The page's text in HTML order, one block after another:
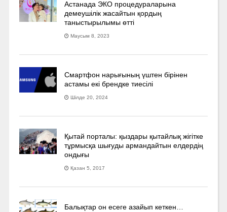
Астанада ЭКО процедураларына
демеушілік жасайтын қордың
таныстырылымы өтті
Маусым 8, 2023
Смартфон нарығының үштен бірінен
астамы екі брендке тиесілі
Шілде 20, 2024
Қытай порталы: қыздары қытайлық жігітке
тұрмысқа шығуды армандайтын елдердің
ондығы
Қазан 5, 2017
Балықтар он есеге азайып кеткен…